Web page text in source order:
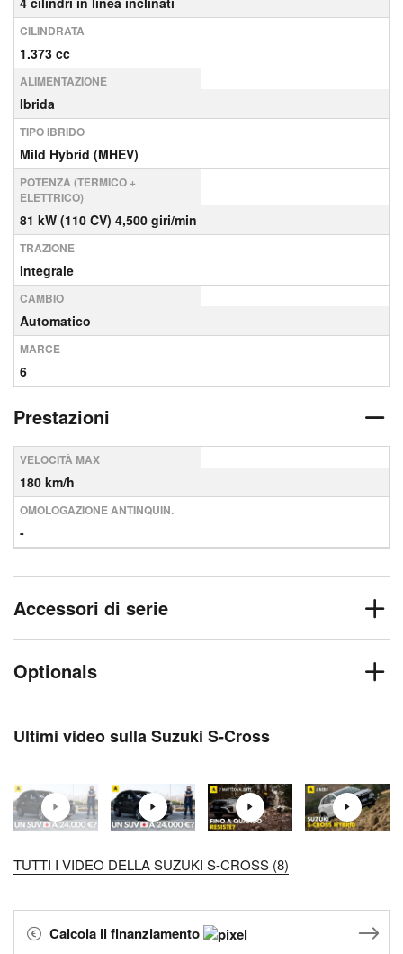
CILINDRATA
1.373 cc
ALIMENTAZIONE
Ibrida
TIPO IBRIDO
Mild Hybrid (MHEV)
POTENZA (TERMICO +
ELETTRICO)
81 kW (110 CV) 4,500 giri/min
TRAZIONE
Integrale
CAMBIO
Automatico
MARCE
6
Prestazioni
VELOCITÀ MAX
180 km/h
OMOLOGAZIONE ANTINQUIN.
-
Accessori di serie
Optionals
Ultimi video sulla Suzuki S-Cross
TUTTI I VIDEO DELLA SUZUKI S-CROSS (8)
Calcola il finanziamento